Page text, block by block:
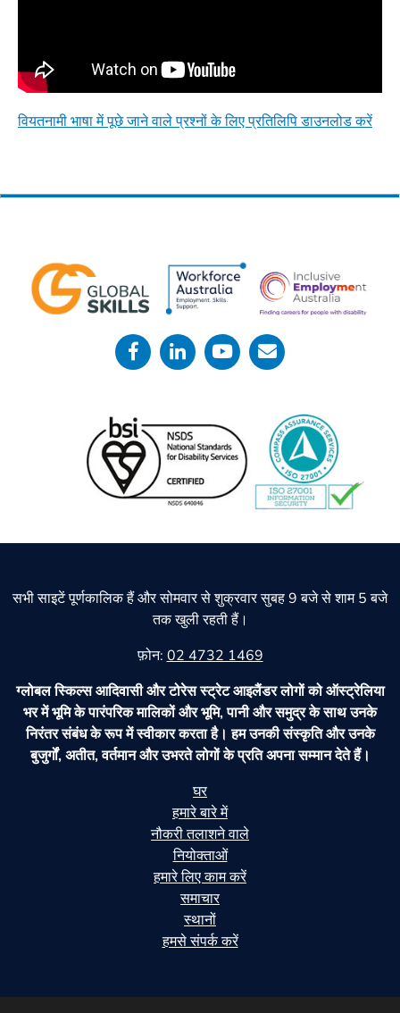
वियतनामी भाषा में पूछे जाने वाले प्रश्नों के लिए प्रतिलिपि डाउनलोड करें
सभी साइटें पूर्णकालिक हैं और सोमवार से शुक्रवार सुबह 9 बजे से शाम 5 बजे
तक खुली रहती हैं।
फ़ोन: 02 4732 1469
ग्लोबल स्किल्स आदिवासी और टोरेस स्ट्रेट आइलैंडर लोगों को ऑस्ट्रेलिया
भर में भूमि के पारंपरिक मालिकों और भूमि, पानी और समुद्र के साथ उनके
निरंतर संबंध के रूप में स्वीकार करता है। हम उनकी संस्कृति और उनके
बुजुर्गों, अतीत, वर्तमान और उभरते लोगों के प्रति अपना सम्मान देते हैं।
घर
हमारे बारे में
नौकरी तलाशने वाले
नियोक्ताओं
हमारे लिए काम करें
समाचार
स्थानों
हमसे संपर्क करें